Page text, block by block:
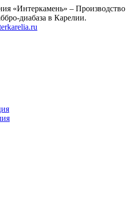
«Интеркамень» – Производство
диабаза в Карелии.